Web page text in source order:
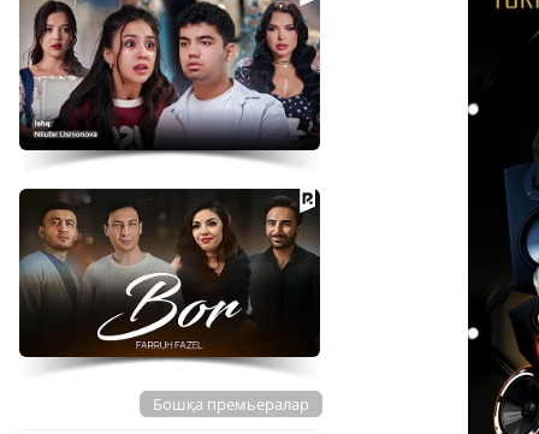
Бошқа премьералар